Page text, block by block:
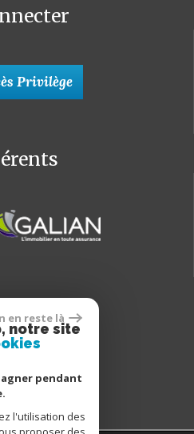
Privilège
en reste là
notre site
pendant
l'utilisation des